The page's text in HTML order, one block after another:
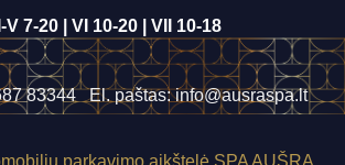
V 7-20 | VI 10-20 | VII 10-18
83344 El. paštas:info@ausraspa.lt
parkavimo aikštelė SPA AUŠRA